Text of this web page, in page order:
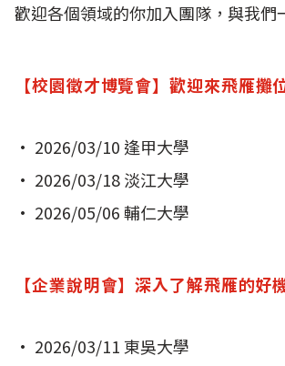
歡迎各個領域的你加入團隊，與我們
【校園徵才博覽會】歡迎來飛雁攤
• 2026/03/10 逢甲大學
• 2026/03/18 淡江大學
• 2026/05/06 輔仁大學
【企業說明會】深入了解飛雁的好
• 2026/03/11 東吳大學